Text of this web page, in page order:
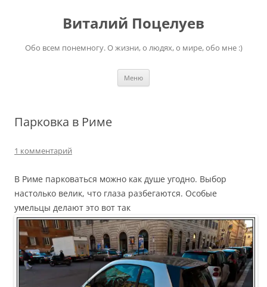
содержимомуВиталий Поцелуев
Обо всем понемногу. О жизни, о людях, о мире, обо мне :)
Меню
Парковка в Риме
1 комментарий
В Риме парковаться можно как душе угодно. Выбор
настолько велик, что глаза разбегаются. Особые
умельцы делают это вот так